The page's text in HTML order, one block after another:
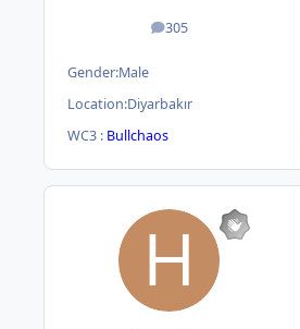
305
posts
Gender:Male
Location:Diyarbakır
WC3 : Bullchaos